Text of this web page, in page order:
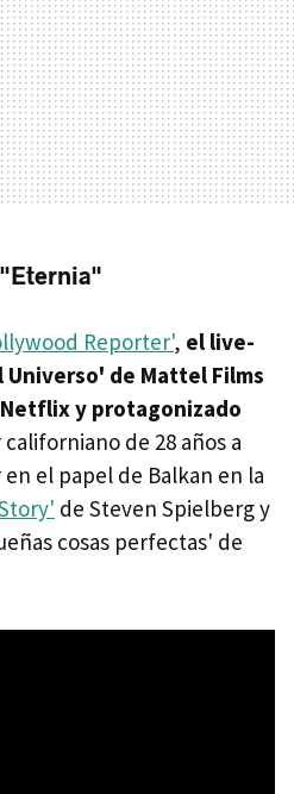
Reporter', el live-
de Mattel Films
y protagonizado
de 28 años a
el papel de Balkan en la
de Steven Spielberg y
cosas perfectas' de